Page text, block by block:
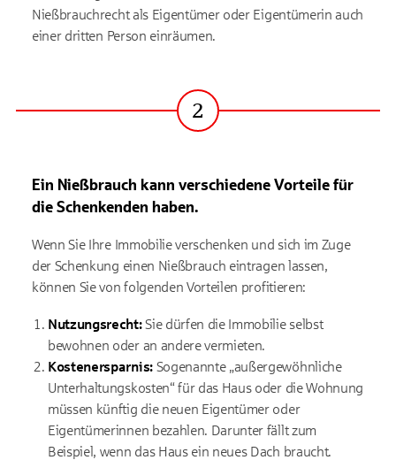
Nießbrauchrecht als Eigentümer oder Eigentümerin auch
einer dritten Person einräumen.
Schritt
2
Ein Nießbrauch kann verschiedene Vorteile für
die Schenkenden haben.
Wenn Sie Ihre Immobilie verschenken und sich im Zuge
der Schenkung einen Nießbrauch eintragen lassen,
können Sie von folgenden Vorteilen profitieren:
Nutzungsrecht:Sie dürfen die Immobilie selbst
bewohnen oder an andere vermieten.
Kostenersparnis:Sogenannte „außergewöhnliche
Unterhaltungskosten“ für das Haus oder die Wohnung
müssen künftig die neuen Eigentümer oder
Eigentümerinnen bezahlen. Darunter fällt zum
Beispiel, wenn das Haus ein neues Dach braucht.